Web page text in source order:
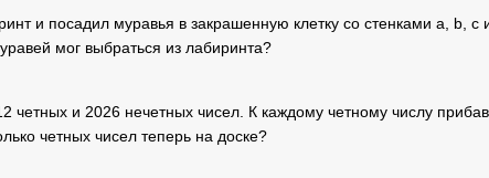
и посадил муравья в закрашенную клетку со стенками a, b, c
мог выбраться из лабиринта?
четных и 2026 нечетных чисел. К каждому четному числу
четных чисел теперь на доске?